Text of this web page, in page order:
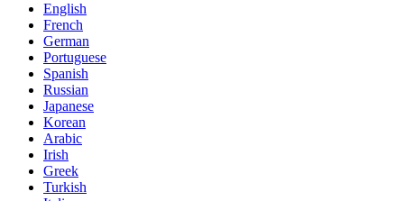
English
French
German
Portuguese
Spanish
Russian
Japanese
Korean
Arabic
Irish
Greek
Turkish